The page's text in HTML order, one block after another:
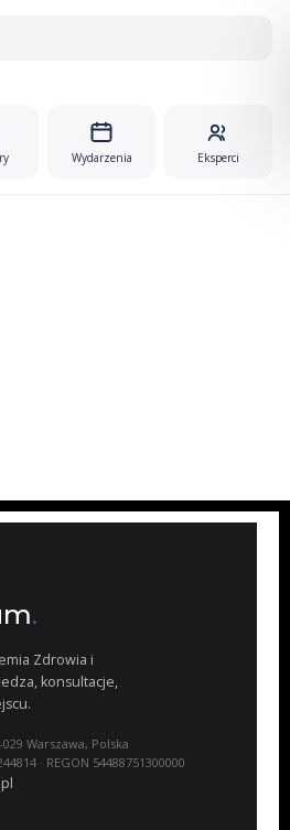
Wydarzenia Eksperci
.
Zdrowia i
konsultacje,
Warszawa, Polska
· REGON 54488751300000